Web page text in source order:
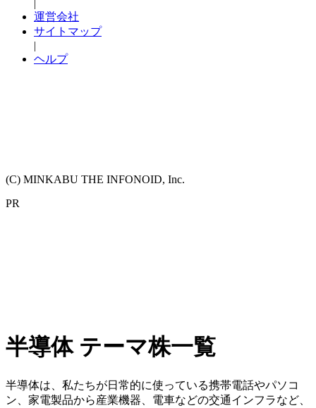
|
運営会社
サイトマップ
|
ヘルプ
(C) MINKABU THE INFONOID, Inc.
PR
半導体 テーマ株一覧
半導体は、私たちが日常的に使っている携帯電話やパソコ
ン、家電製品から産業機器、電車などの交通インフラなど、